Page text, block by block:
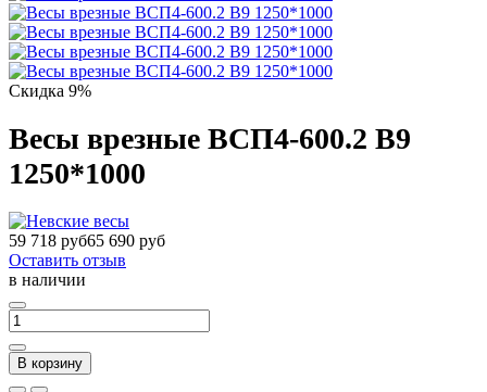
Скидка 9%
Весы врезные ВСП4-600.2 В9
1250*1000
59 718 руб65 690 руб
Оставить отзыв
в наличии
В корзину